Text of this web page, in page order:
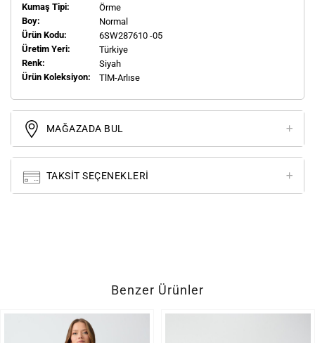
Kumaş Tipi:
Örme
Boy:
Normal
Ürün Kodu:
6SW287610 -05
Üretim Yeri:
Türkiye
Renk:
Siyah
Ürün Koleksiyon:
TlM-Arlıse
MAĞAZADA BUL
TAKSIT SEÇENEKLERI
Benzer Ürünler